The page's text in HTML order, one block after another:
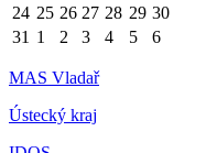
24 25 26 27 28 29 30
31 1 2 3 4 5 6
MAS Vladař
Ústecký kraj